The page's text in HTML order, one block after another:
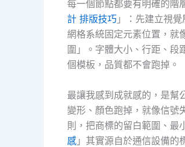
每一個節點都要有明確的階
計 排版技巧 」：先建立視
網格系統固定元素位置，就
圍」。字體大小、行距、段
個模板，品質都不會跑掉。
最讓我感到成就感的，是幫
變形、顏色跑掉，就像信號
則，把商標的留白範圍、最
感 」其實源自於通信設備